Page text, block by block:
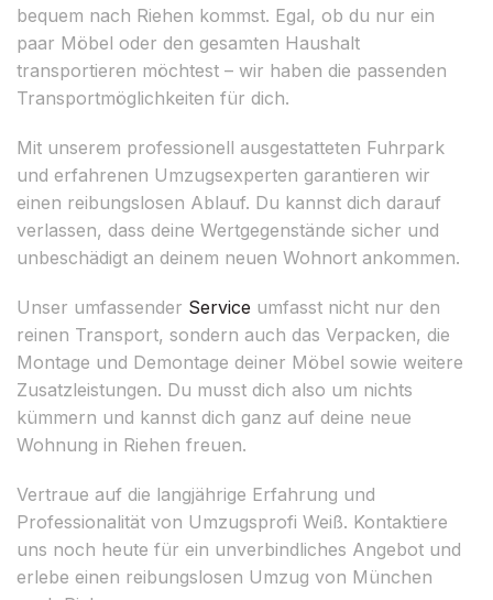
bequem nach Riehen kommst. Egal, ob du nur ein
paar Möbel oder den gesamten Haushalt
transportieren möchtest – wir haben die passenden
Transportmöglichkeiten für dich.
Mit unserem professionell ausgestatteten Fuhrpark
und erfahrenen Umzugsexperten garantieren wir
einen reibungslosen Ablauf. Du kannst dich darauf
verlassen, dass deine Wertgegenstände sicher und
unbeschädigt an deinem neuen Wohnort ankommen.
Unser umfassender Service umfasst nicht nur den
reinen Transport, sondern auch das Verpacken, die
Montage und Demontage deiner Möbel sowie weitere
Zusatzleistungen. Du musst dich also um nichts
kümmern und kannst dich ganz auf deine neue
Wohnung in Riehen freuen.
Vertraue auf die langjährige Erfahrung und
Professionalität von Umzugsprofi Weiß. Kontaktiere
uns noch heute für ein unverbindliches Angebot und
erlebe einen reibungslosen Umzug von München